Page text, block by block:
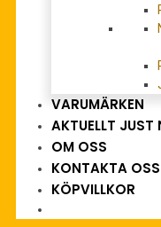
VARUMÄRKEN
AKTUELLT JUST
OM OSS
KONTAKTA OSS
KÖPVILLKOR
BESKRIVNING
YTTERLIGARE